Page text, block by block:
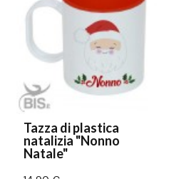
Tazza di plastica
natalizia "Nonno
Natale"